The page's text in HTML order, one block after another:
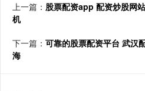
上一篇： 股票配资app 配资炒股网
机
下一篇： 可靠的股票配资平台 武汉
海